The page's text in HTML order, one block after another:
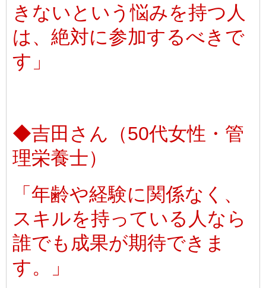
きないという悩みを持つ人
は、絶対に参加するべきで
す」
◆吉田さん（50代女性・管
理栄養士）
「年齢や経験に関係なく、
スキルを持っている人なら
誰でも成果が期待できま
す。」